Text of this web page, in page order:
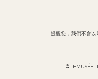
提醒您，我們不會以
© LEMUSÉE